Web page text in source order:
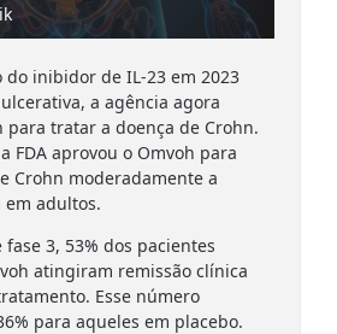
do inibidor de IL-23 em 2023
a agência agora
para tratar a doença de Crohn.
FDA aprovou o Omvoh para
Crohn moderadamente a
adultos.
3, 53% dos pacientes
atingiram remissão clínica
Esse número
para aqueles em placebo.